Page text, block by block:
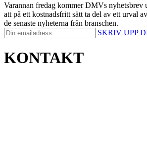
Varannan fredag kommer DMVs nyhetsbrev
att på ett kostnadsfritt sätt ta del av ett urval
de senaste nyheterna från branschen.
SKRIV UPP
KONTAKT